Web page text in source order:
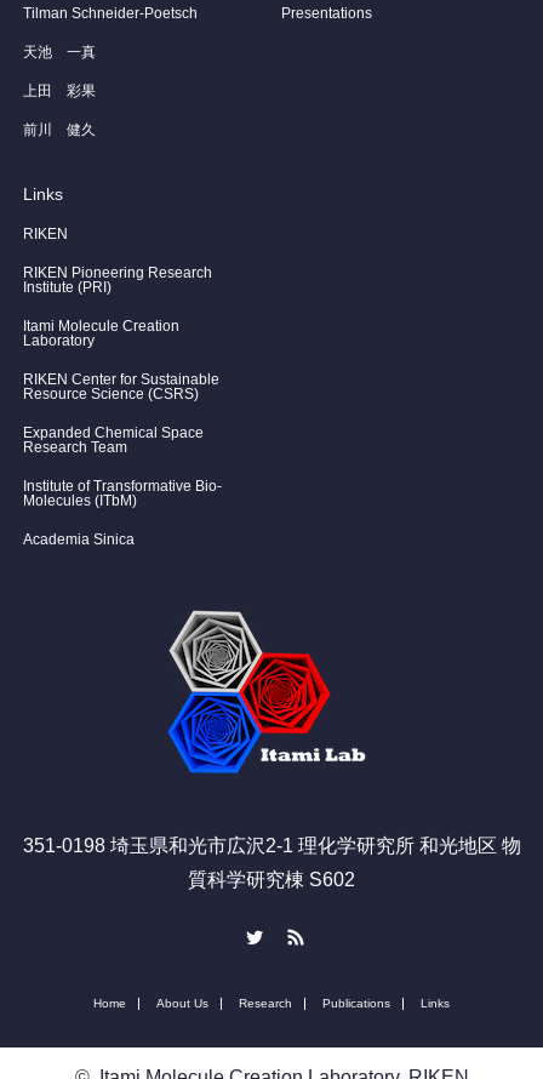
Tilman Schneider-Poetsch
天池 一真
上田 彩果
前川 健久
Presentations
Links
RIKEN
RIKEN Pioneering Research
Institute (PRI)
Itami Molecule Creation
Laboratory
RIKEN Center for Sustainable
Resource Science (CSRS)
Expanded Chemical Space
Research Team
Institute of Transformative Bio-
Molecules (ITbM)
Academia Sinica
351-0198 埼玉県和光市広沢2-1 理化学研究所 和光地区 物
質科学研究棟 S602
Home About Us Research Publications Links